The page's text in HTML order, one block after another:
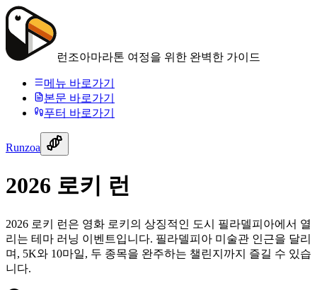
런조아마라톤 여정을 위한 완벽한 가이드
메뉴 바로가기
본문 바로가기
푸터 바로가기
Runzoa
2026 로키 런
2026 로키 런은 영화 로키의 상징적인 도시 필라델피아에서 열
리는 테마 러닝 이벤트입니다. 필라델피아 미술관 인근을 달리
며, 5K와 10마일, 두 종목을 완주하는 챌린지까지 즐길 수 있습
니다.